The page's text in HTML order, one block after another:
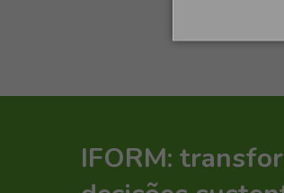
IFORM: